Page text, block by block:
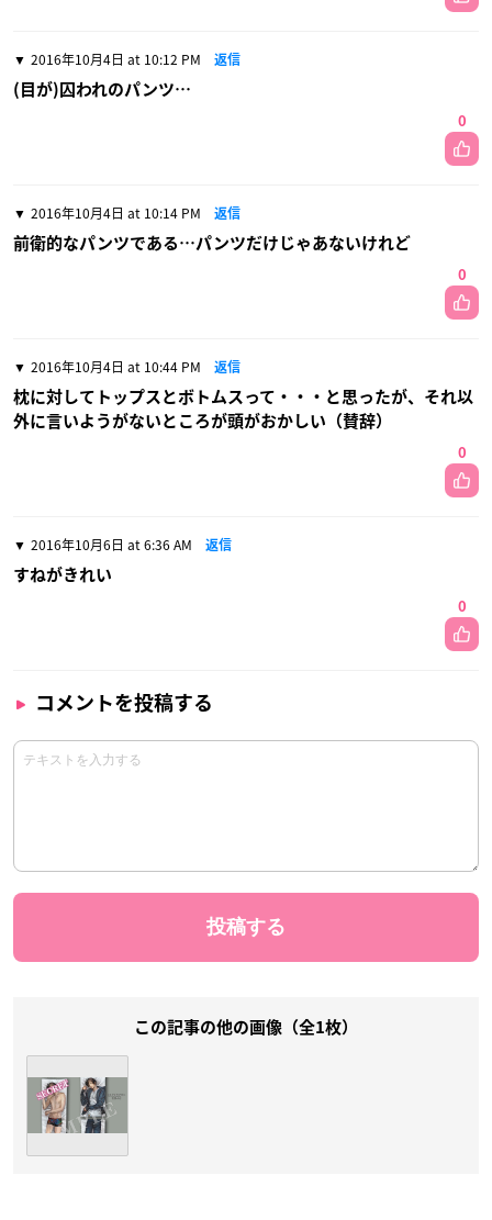
2016年10月4日 at 10:12 PM 返信
(目が)囚われのパンツ…
0
2016年10月4日 at 10:14 PM 返信
前衛的なパンツである…パンツだけじゃあないけれど
0
2016年10月4日 at 10:44 PM 返信
枕に対してトップスとボトムスって・・・と思ったが、それ以
外に言いようがないところが頭がおかしい（賛辞）
0
2016年10月6日 at 6:36 AM 返信
すねがきれい
0
コメントを投稿する
この記事の他の画像（全1枚）